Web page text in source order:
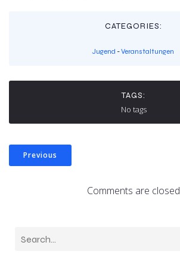
CATEGORIES:
Jugend -Veranstaltungen
TAGS:
No tags
Previous
Comments are closed